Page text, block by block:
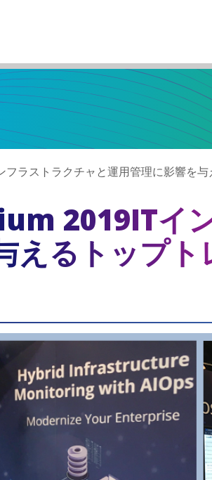
ラストラクチャと運用管理に影響を与
2019ITイ
えるトップト